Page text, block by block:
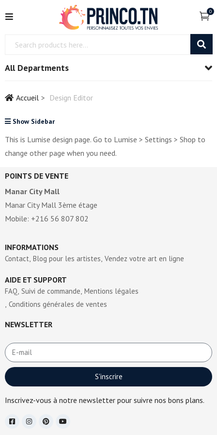
0
All Departments
Accueil Design Editor
Show Sidebar
This is Lumise design page. Go to Lumise > Settings > Shop to
change other page when you need.
POINTS DE VENTE
Manar City Mall
Manar City Mall 3ème étage
Mobile: +216 56 807 802
INFORMATIONS
Contact Blog pour les artistes Vendez votre art en ligne
AIDE ET SUPPORT
FAQ Suivi de commande Mentions légales
Conditions générales de ventes
NEWSLETTER
S'inscrire
Inscrivez-vous à notre newsletter pour suivre nos bons plans.